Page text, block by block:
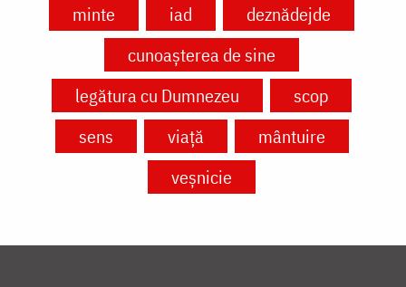
minte iad
deznădejde
cunoașterea de sine
legătura cu Dumnezeu
scop
sens
viață
mântuire
veșnicie